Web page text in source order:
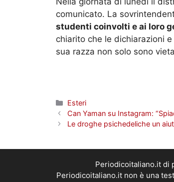
comunicato. La
studenti coinvolti e ai loro
chiarito che le dichiarazioni
sua razza non solo sono
Categorie
Esteri
Can Yaman su Instagram:
Le droghe psichedeliche un
Periodicoitaliano.it di
Periodicoitaliano.it non è una